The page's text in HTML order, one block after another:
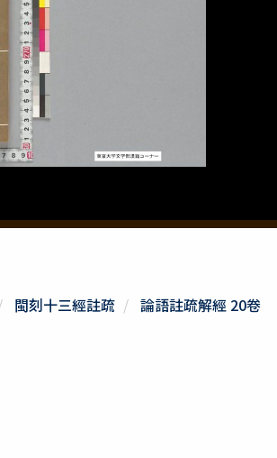
閩刻十三經註疏 論語註疏解經 20卷